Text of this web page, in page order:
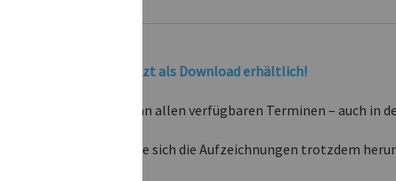
– Aufzeichnungen jetzt als Download erhältlich!
zur Teilnahme an allen verfügbaren Terminen – auch in
Natürlich können Sie sich die Aufzeichnungen trotzdem